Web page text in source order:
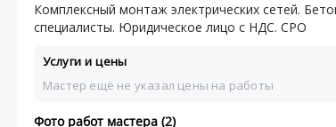
Комплексный монтаж электрических сетей.
специалисты. Юридическое лицо с НДС. СРО
Услуги и цены
Мастер ещё не указал цены на работы
Фото работ мастера (2)